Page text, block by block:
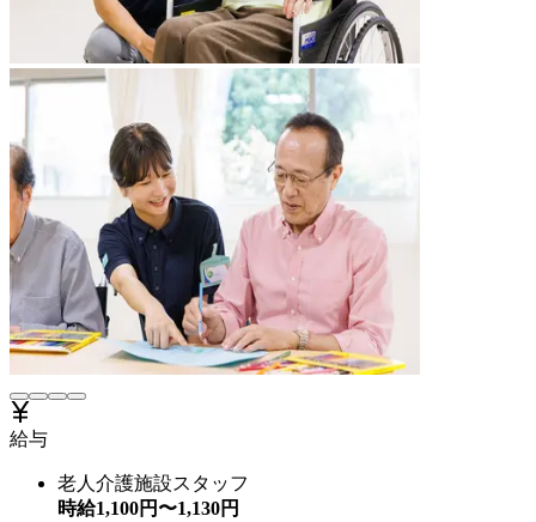
給与
老人介護施設スタッフ
時給1,100円〜1,130円